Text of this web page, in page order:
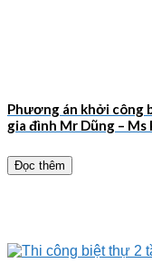
Phương án khởi công
gia đình Mr Dũng –
Đọc thêm